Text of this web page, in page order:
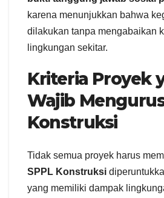
karena menunjukkan bahwa
dilakukan tanpa mengabaikan
lingkungan sekitar.
Kriteria Proyek
Wajib
Konstruksi
Tidak semua proyek harus
SPPL Konstruksi
yang memiliki dampak